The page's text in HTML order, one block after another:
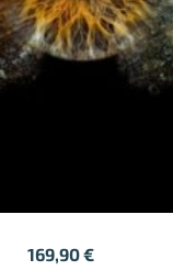
169,90€